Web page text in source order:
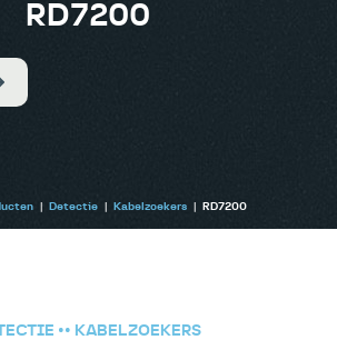
RD7200
Detectie Kabelzoekers RD7200
•• KABELZOEKERS